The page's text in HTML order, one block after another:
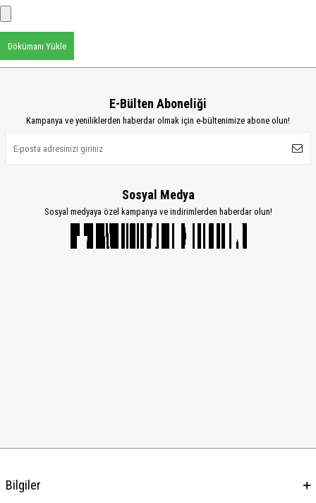
Dökümanı Yükle
E-Bülten Aboneliği
Kampanya ve yeniliklerden haberdar olmak için e-bültenimize abone olun!
Sosyal Medya
Sosyal medyaya özel kampanya ve indirimlerden haberdar olun!
Bilgiler